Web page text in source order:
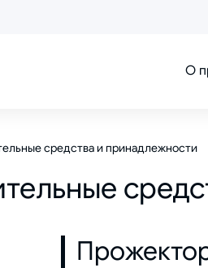
О
средства и принадлежности